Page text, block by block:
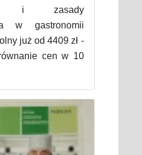
i zasady
w gastronomii
już od 4409 zł -
cen w 10